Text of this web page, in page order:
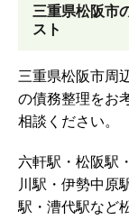
三重県松阪市
スト
三重県松阪市周
の債務整理をお
相談ください。
六軒駅・松阪駅
川駅・伊勢中原
駅・漕代駅など